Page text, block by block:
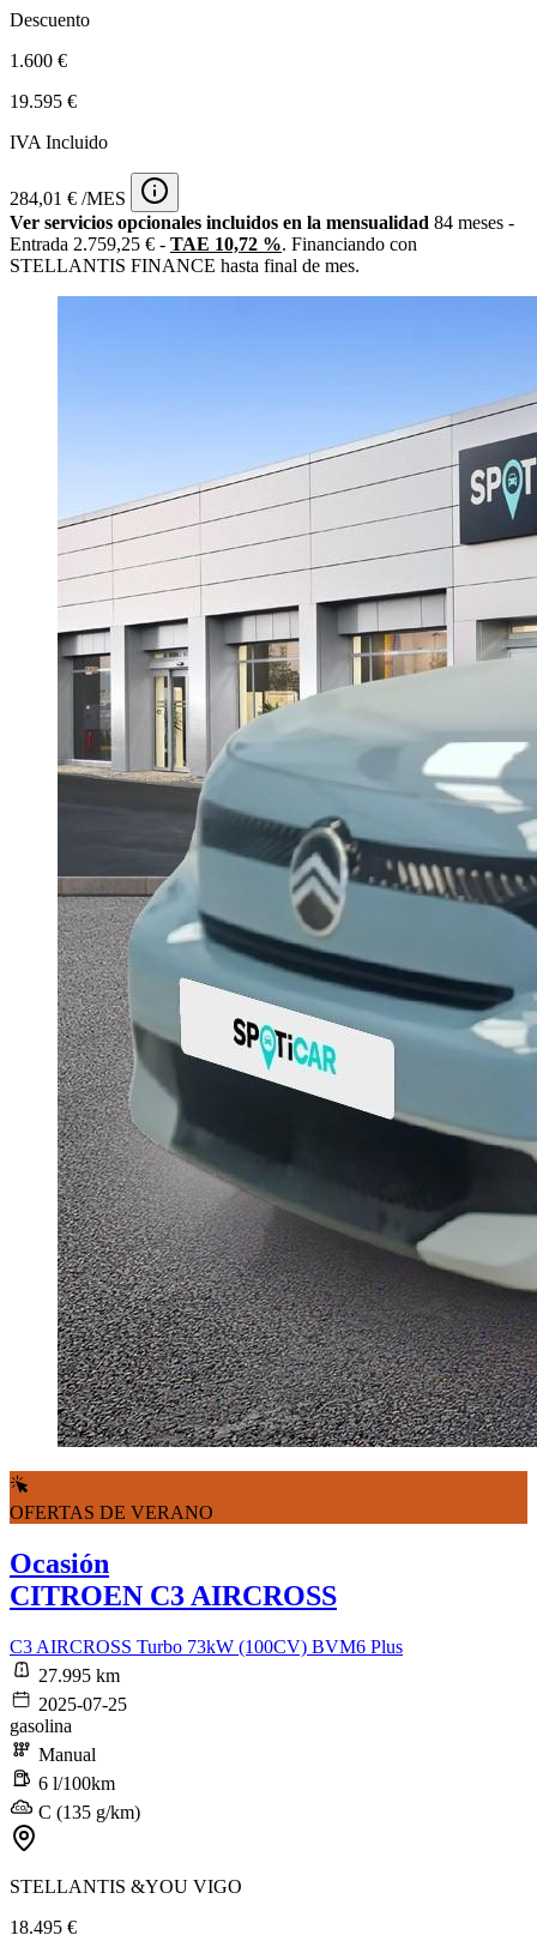
Descuento
1.600 €
19.595 €
IVA Incluido
284,01 € /MES
Ver servicios opcionales incluidos en la mensualidad 84 meses -
Entrada 2.759,25 € - TAE 10,72 %. Financiando con
STELLANTIS FINANCE hasta final de mes.
OFERTAS DE VERANO
Ocasión
CITROEN C3 AIRCROSS
C3 AIRCROSS Turbo 73kW (100CV) BVM6 Plus
27.995 km
2025-07-25
gasolina
Manual
6 l/100km
C (135 g/km)
STELLANTIS &YOU VIGO
18.495 €